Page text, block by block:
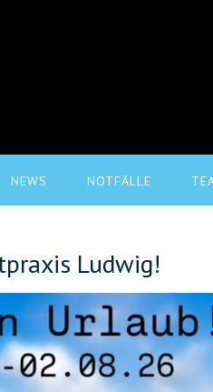
NEWS NOTFÄLLE
Ludwig!